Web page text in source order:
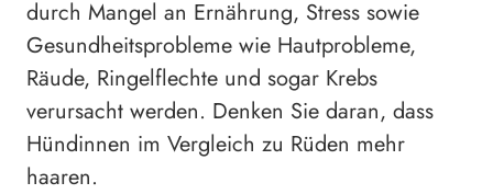
durch Mangel an Ernährung, Stress sowie
Gesundheitsprobleme wie Hautprobleme,
Räude, Ringelflechte und sogar Krebs
verursacht werden. Denken Sie daran, dass
Hündinnen im Vergleich zu Rüden mehr
haaren.